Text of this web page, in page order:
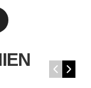
‹ ›